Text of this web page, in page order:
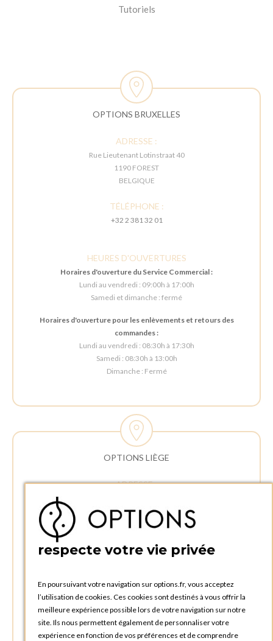
Tutoriels
OPTIONS BRUXELLES
ADRESSE :
Rue Lieutenant Lotinstraat 40
1190 FOREST
BELGIQUE
TÉLÉPHONE :
+32 2 381 32 01
HEURES D'OUVERTURES
Horaires d'ouverture du Service Commercial :
Lundi au vendredi : 09:00h à 17:00h
Samedi et dimanche : fermé
Horaires d'ouverture pour les enlèvements et retours des
commandes :
Lundi au vendredi : 08:30h à 17:30h
Samedi : 08:30h à 13:00h
Dimanche : Fermé
OPTIONS LIÈGE
ADRESSE :
4340 AWANS (Othée)
BELGIQUE
TÉLÉPHONE :
HEURES D'OUVERTURES
Horaires d'ouverture du Service Commercial :
Lundi au vendredi : 09:00h à 17:00h
respecte votre vie privée
En poursuivant votre navigation sur options.fr, vous acceptez
l’utilisation de cookies. Ces cookies sont destinés à vous offrir la
meilleure expérience possible lors de votre navigation sur notre
site. Ils nous permettent également de personnaliser votre
expérience en fonction de vos préférences et de comprendre